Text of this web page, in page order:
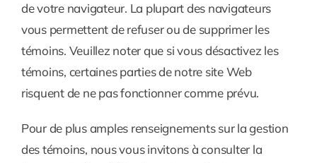
de votre navigateur. La plupart des navigateurs
vous permettent de refuser ou de supprimer les
témoins. Veuillez noter que si vous désactivez les
témoins, certaines parties de notre site Web
risquent de ne pas fonctionner comme prévu.
Pour de plus amples renseignements sur la gestion
des témoins, nous vous invitons à consulter la